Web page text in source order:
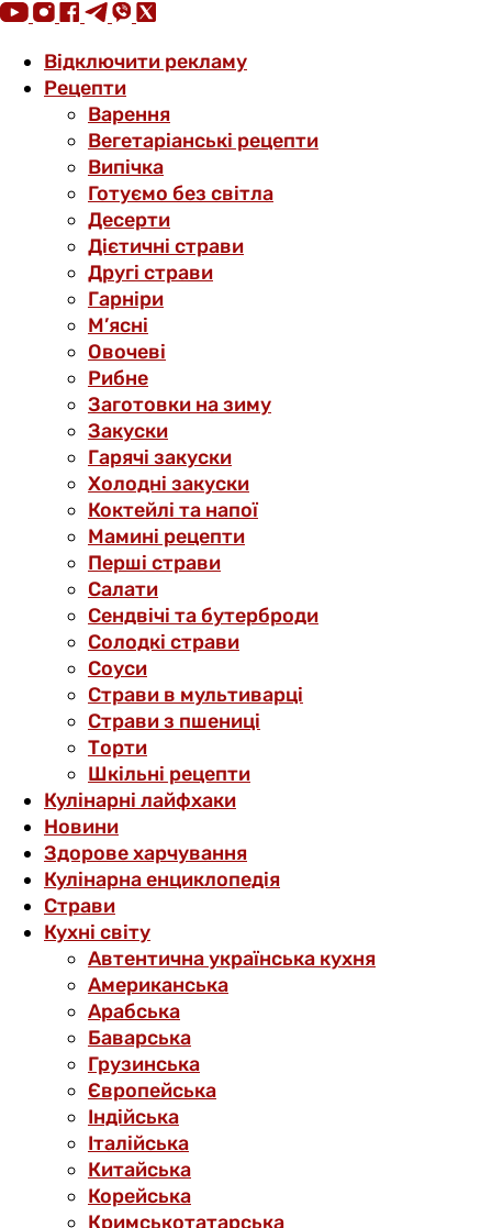
Відключити рекламу
Рецепти
Варення
Вегетаріанські рецепти
Випічка
Готуємо без світла
Десерти
Дієтичні страви
Другі страви
Гарніри
М’ясні
Овочеві
Рибне
Заготовки на зиму
Закуски
Гарячі закуски
Холодні закуски
Коктейлі та напої
Мамині рецепти
Перші страви
Салати
Сендвічі та бутерброди
Солодкі страви
Соуси
Страви в мультиварці
Страви з пшениці
Торти
Шкільні рецепти
Кулінарні лайфхаки
Новини
Здорове харчування
Кулінарна енциклопедія
Страви
Кухні світу
Автентична українська кухня
Американська
Арабська
Баварська
Грузинська
Європейська
Індійська
Італійська
Китайська
Корейська
Кримськотатарська